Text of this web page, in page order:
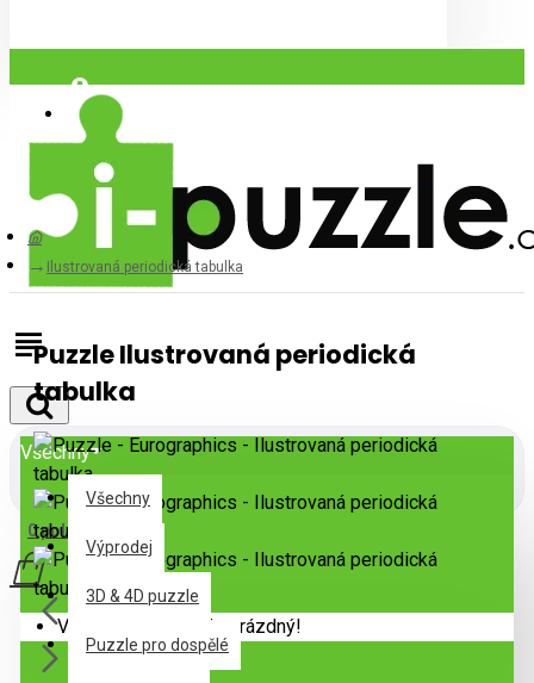
Přihlásit
Registrovat
Všechny
Všechny
Výprodej
3D & 4D puzzle
Puzzle pro dospělé
0 položek - 0Kč
Váš nákupní košík je prázdný!
Ilustrovaná periodická tabulka
Puzzle Ilustrovaná periodická
tabulka